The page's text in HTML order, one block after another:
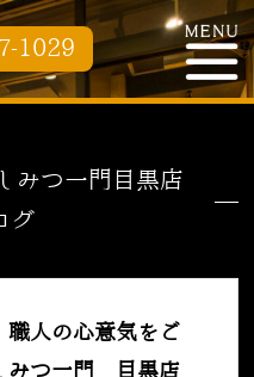
1029
みつ一門目黒店
グ
職人の心意気をご
みつ一門 目黒店